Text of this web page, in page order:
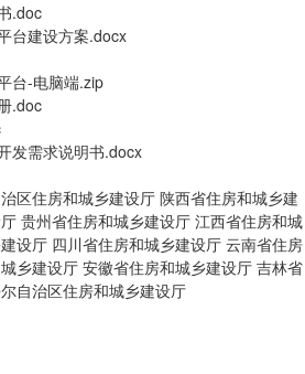
.doc
台建设方案.docx
台-电脑端.zip
.doc
发需求说明书.docx
区住房和城乡建设厅 陕西省住房和城乡建
贵州省住房和城乡建设厅 江西省住房和城
设厅 四川省住房和城乡建设厅 云南省住房
乡建设厅安徽省住房和城乡建设厅 吉林省
自治区住房和城乡建设厅